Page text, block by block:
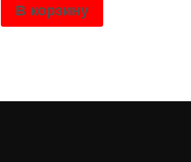
В корзину